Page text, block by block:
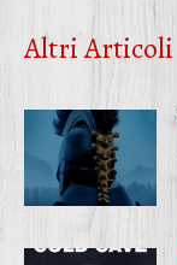
Altri Articoli